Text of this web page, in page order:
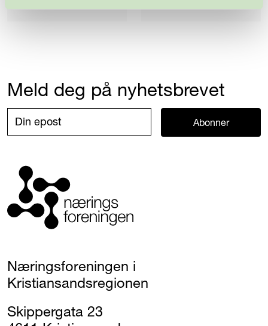
Meld deg på nyhetsbrevet
Abonner
Næringsforeningen i
Kristiansandsregionen
Skippergata 23